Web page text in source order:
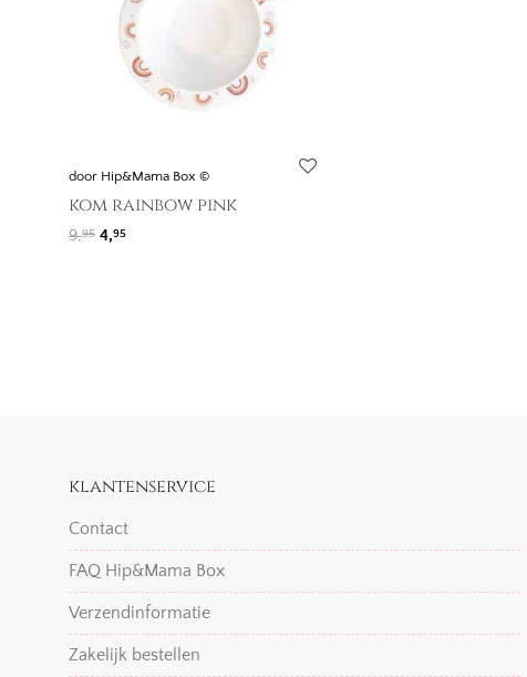
door Hip&Mama Box ©
kom rainbow pink
9,95 Oorspronkelijke prijs was: 9,95.
4,95Huidige prijs is: 4,95.
klantenservice
Contact
FAQ Hip&Mama Box
Verzendinformatie
Zakelijk bestellen